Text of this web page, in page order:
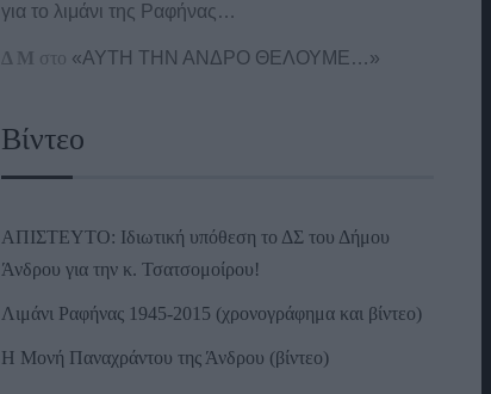
για το λιμάνι της Ραφήνας…
Δ Μ στο «ΑΥΤΗ ΤΗΝ ΑΝΔΡΟ ΘΕΛΟΥΜΕ…»
Βίντεο
ΑΠΙΣΤΕΥΤΟ: Ιδιωτική υπόθεση το ΔΣ του Δήμου
Άνδρου για την κ. Τσατσομοίρου!
Λιμάνι Ραφήνας 1945-2015 (χρονογράφημα και βίντεο)
Η Μονή Παναχράντου της Άνδρου (βίντεο)